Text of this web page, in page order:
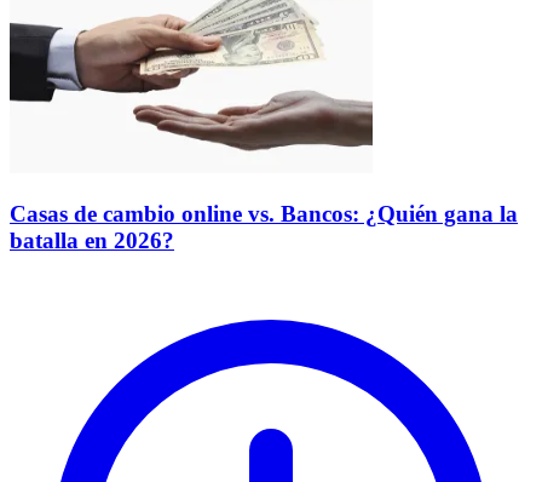
Casas de cambio online vs. Bancos: ¿Quién gana la
batalla en 2026?